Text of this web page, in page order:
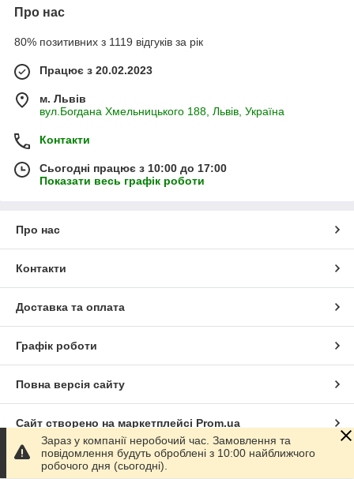
Про нас
80% позитивних з 1119 відгуків за рік
Працює з 20.02.2023
м. Львів
вул.Богдана Хмельницького 188, Львів, Україна
Контакти
Сьогодні працює з 10:00 до 17:00
Показати весь графік роботи
Про нас
Контакти
Доставка та оплата
Графік роботи
Повна версія сайту
Сайт створено на маркетплейсі Prom.ua
Політика конфіденційності
Зараз у компанії неробочий час. Замовлення та
повідомлення будуть оброблені з 10:00 найближчого
робочого дня (сьогодні).